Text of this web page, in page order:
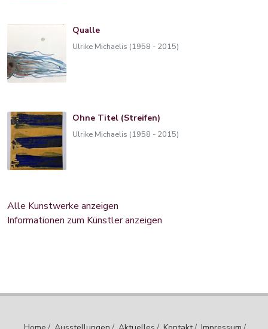
Qualle
Ulrike Michaelis (1958 - 2015)
Ohne Titel (Streifen)
Ulrike Michaelis (1958 - 2015)
Alle Kunstwerke anzeigen
Informationen zum Künstler anzeigen